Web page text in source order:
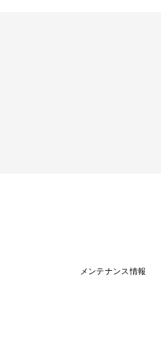
メンテナンス情報